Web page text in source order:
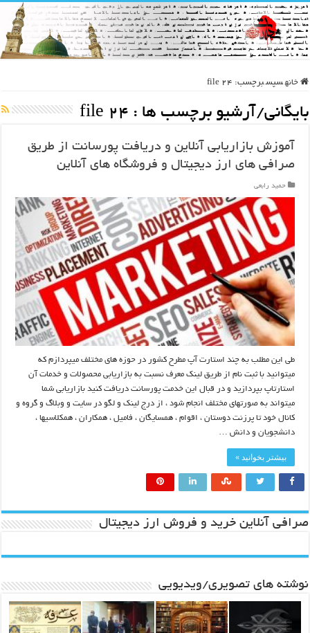
خانه سپس برچسب: file 24
بایگانی/آرشیو برچسب ها : file 24
آموزش بازاریابی آنلاین و دریافت پورسانت از طریق
صرافی های ارز دیجیتال و فروشگاه های آنلاین
حمید رابعی
طی این مطلب به چند استارت آپ مطرح کشور در حوزه های مختلف میپردازم که
میتوانید با ثبت نام از طریق لینک معرف نسبت به بازاریابی محصولات و خدمات آن
استارتاپ بپردازید و در قبال این خدمت پورسانت دریافت کنید بازاریابی شما
میتواند به صورتهای مختلف انجام شود ، از درج لینک و لگو در سایت و وبلاگ و گروه و
کانال خود تا پرزنت دوستان ، اقوام ، همسایگان ، فامیل ، همکاران ، همکلاسیها ،
دانشجویان و دانش …
بیشتر بخوانید »
صرافی آنلاین خرید و فروش ارز دیجیتال
نوشته های تصویری/ویدیویی